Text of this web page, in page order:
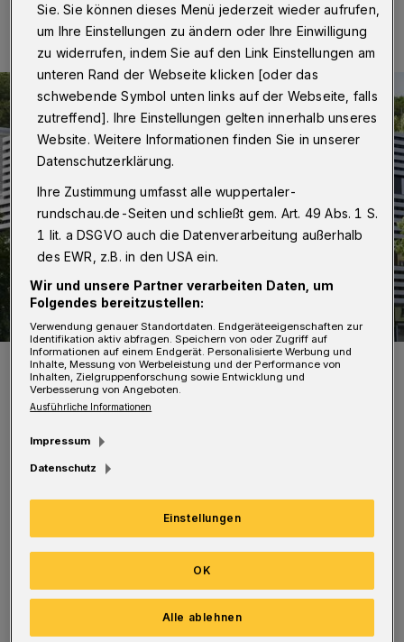
Das Gebäude HC auf dem Campus Haspel.
Foto: Uwe Schinkel / vor-ort-foto.de
Das „Living Lab. NRW“ ist eine zentrale
Forschungs- und Bildungseinrichtung für
innovative Lösungen rund um das nachhaltige
Leben und klimaneutrale Bauen in Städten. Es
wird unter der Projektleitung von Dr.-Ing.
Katharina Simon für mindestens drei Jahre
Sie. Sie können dieses Menü jederzeit wieder aufrufen,
um Ihre Einstellungen zu ändern oder Ihre Einwilligung
zu widerrufen, indem Sie auf den Link Einstellungen am
unteren Rand der Webseite klicken [oder das
schwebende Symbol unten links auf der Webseite, falls
zutreffend]. Ihre Einstellungen gelten innerhalb unseres
Website. Weitere Informationen finden Sie in unserer
Datenschutzerklärung.
Ihre Zustimmung umfasst alle wuppertaler-
rundschau.de-Seiten und schließt gem. Art. 49 Abs. 1 S.
1 lit. a DSGVO auch die Datenverarbeitung außerhalb
des EWR, z.B. in den USA ein.
Wir und unsere Partner verarbeiten Daten, um
Folgendes bereitzustellen:
Verwendung genauer Standortdaten. Endgeräteeigenschaften zur
Identifikation aktiv abfragen. Speichern von oder Zugriff auf
Informationen auf einem Endgerät. Personalisierte Werbung und
Inhalte, Messung von Werbeleistung und der Performance von
Inhalten, Zielgruppenforschung sowie Entwicklung und
Verbesserung von Angeboten.
Ausführliche Informationen
Impressum
Datenschutz
Einstellungen
Alle ablehnen
OK